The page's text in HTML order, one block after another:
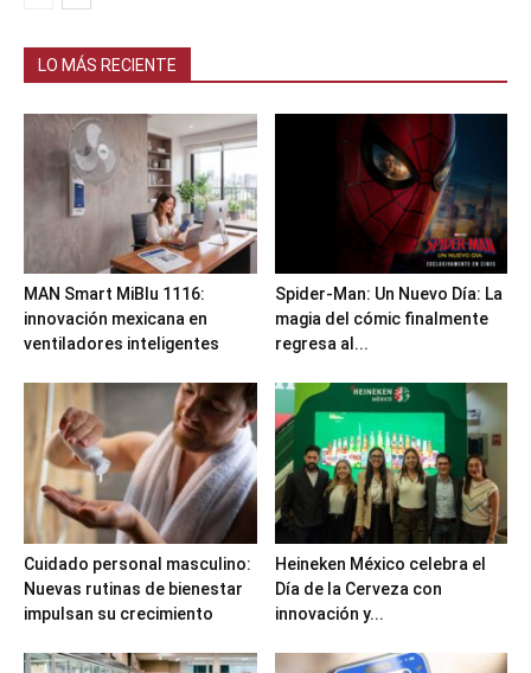
LO MÁS RECIENTE
MAN Smart MiBlu 1116:
innovación mexicana en
ventiladores inteligentes
Spider-Man: Un Nuevo Día: La
magia del cómic finalmente
regresa al...
Cuidado personal masculino:
Nuevas rutinas de bienestar
impulsan su crecimiento
Heineken México celebra el
Día de la Cerveza con
innovación y...